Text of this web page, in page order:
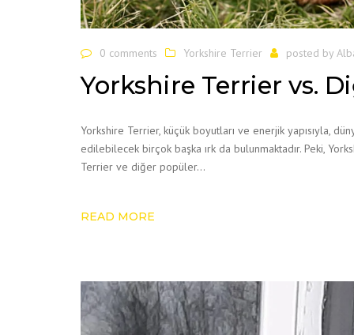
0 comments Yorkshire Terrier posted by
Yorkshire Terrier vs.
Yorkshire Terrier, küçük boyutları ve enerjik yapısıyla,
edilebilecek birçok başka ırk da bulunmaktadır. Peki,
Terrier ve diğer popüler…
READ MORE